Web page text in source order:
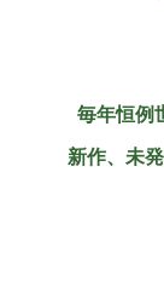
毎年恒例
新作、未